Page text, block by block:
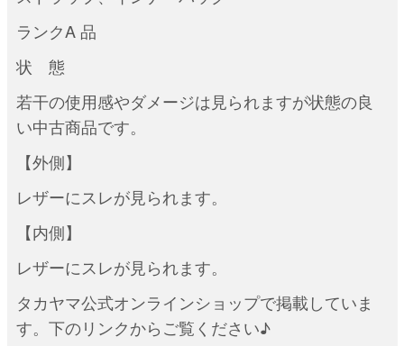
ランクA 品
状 態
若干の使用感やダメージは見られますが状態の良
い中古商品です。
【外側】
レザーにスレが見られます。
【内側】
レザーにスレが見られます。
タカヤマ公式オンラインショップで掲載していま
す。下のリンクからご覧ください♪